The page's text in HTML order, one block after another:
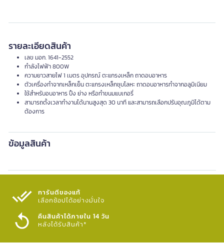
รายละเอียดสินค้า
เลข มอก. 1641-2552
กำลังไฟฟ้า 800W
ความยาวสายไฟ 1 เมตร อุปกรณ์ ตะแกรงเหล็ก ถาดอบอาหาร
ตัวเครื่องทำจากเหล็กเย็น ตะแกรงเหล็กชุบโลหะ ถาดอบอาหารทำจากอลูมิเนียม
ใช้สำหรับอบอาหาร ปิ้ง ย่าง หรือทำขนมแบเกอรี่
สามารถตั้งเวลาทำงานได้นานสูงสุด 30 นาที และสามารถเลือกปรับอุณภูมิได้ตาม
ต้องการ
ข้อมูลสินค้า
การันตีของแท้
เลือกช้อปได้อย่างมั่นใจ​
คืนสินค้าได้ภายใน 14 วัน
หลังได้รับสินค้า*